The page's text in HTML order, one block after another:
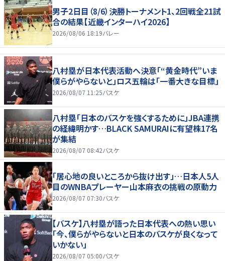
男子2日目（8/6）決勝トーナメント1、2回戦全21試
合の結果【近畿インターハイ2026】
2026/08/06 18:19バレー
八村塁が日本代表活動へ決意「“黄金時代”いま
僕らがやらないと」ロス五輪は「一番大きな目標」
2026/08/07 11:25バスケ
八村塁「日本のバスケを強くするために」JBA連携
の経緯明かす…BLACK SAMURAIに有望株17名
が集結
2026/08/07 08:42バスケ
「居心地の良いところから抜け出す」…日本人5人
目のWNBAプレーヤー山本麻衣の挑戦の原動力
2026/08/07 07:30バスケ
【バスケ】八村塁が語った日本代表への熱い思い
「今、僕らがやらないと日本のバスケが良くなって
いかない」
2026/08/07 05:00バスケ